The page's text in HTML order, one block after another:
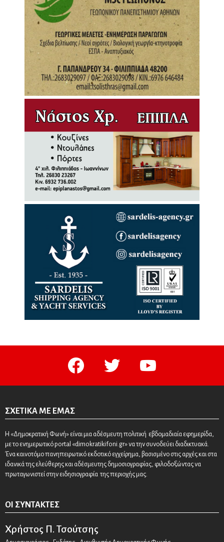
facebook twitter
ΣΧΕΤΙΚΆ ΜΕ ΕΜΆΣ
Η «Δημοκρατική Φωνή» είναι μια αδέσμευτη πολιτική εβδομαδιαία εφημερίδα,
με το ενημερωτικό portal «dimokratikifoni.gr» να την συνοδεύει διαδικτυακά.
Ένα καινοτόμο πανηπειρωτικό εκδοτικό εγχείρημα, βασισμένο στις αρχές και στα
ιδανικά της ελεύθερης και αδέσμευτης δημοσιογραφίας, φιλοδοξώντας να
πρωταγωνιστεί στην ειδησιογραφία της περιοχής μας.
ΟΙ ΣΥΝΤΆΚΤΕΣ
Χρήστος Π. Τσούτσης